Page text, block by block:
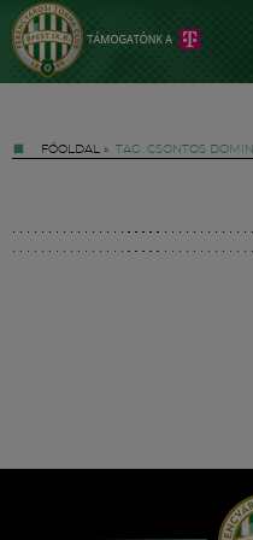
FŐOLDAL » TAG: CSONTOS
Hírek